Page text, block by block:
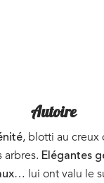
Autoire
, blotti au creux
Elégantes
… lui ont valu le